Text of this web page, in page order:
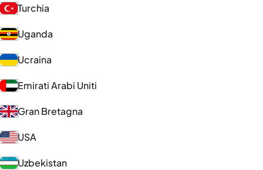
Turchia
Uganda
Ucraina
Emirati Arabi Uniti
Gran Bretagna
USA
Uzbekistan